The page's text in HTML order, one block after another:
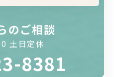
のご相談
土日定休
8381